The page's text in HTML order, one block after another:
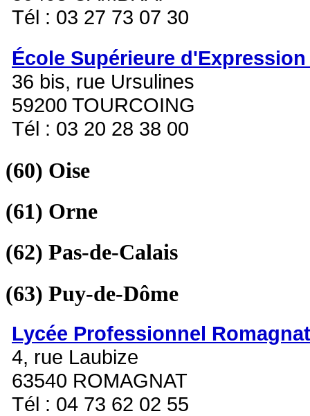
Tél : 03 27 73 07 30
École Supérieure
36 bis, rue Ursulines
59200 TOURCOING
Tél : 03 20 28 38 00
(60) Oise
(61) Orne
(62) Pas-de-Calais
(63) Puy-de-Dôme
Lycée Professionnel Romagnat
4, rue Laubize
63540 ROMAGNAT
Tél : 04 73 62 02 55